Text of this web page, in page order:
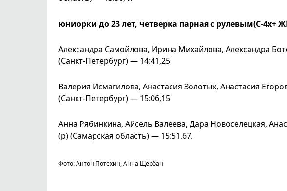
юниорки до 23 лет, четверка парная с рулевым(С-4х+
Александра Самойлова, Ирина Михайлова, Александра
(Санкт-Петербург) — 14:41,25
Валерия Исмагилова, Анастасия Золотых, Анастасия
(Санкт-Петербург) — 15:06,15
Анна Рябинкина, Айсель Валеева, Дара Новоселецкая,
(р) (Самарская область) — 15:51,67.
Фото: Антон Потехин, Анна Щербан